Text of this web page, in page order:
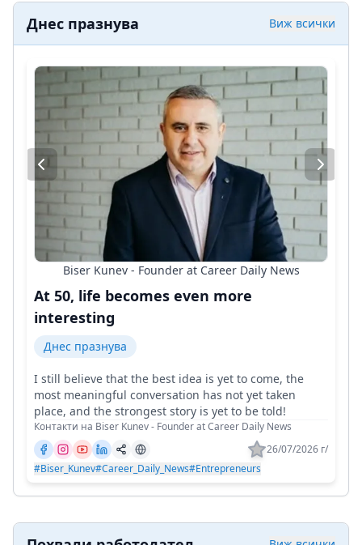
Днес празнува Виж всички
Biser Kunev - Founder at Career Daily News
At 50, life becomes even more
interesting
Днес празнува
I still believe that the best idea is yet to come, the
most meaningful conversation has not yet taken
place, and the strongest story is yet to be told!
Контакти на Biser Kunev - Founder at Career Daily News
26/07/2026 г/
#Biser_Kunev#Career_Daily_News#Entrepreneurs